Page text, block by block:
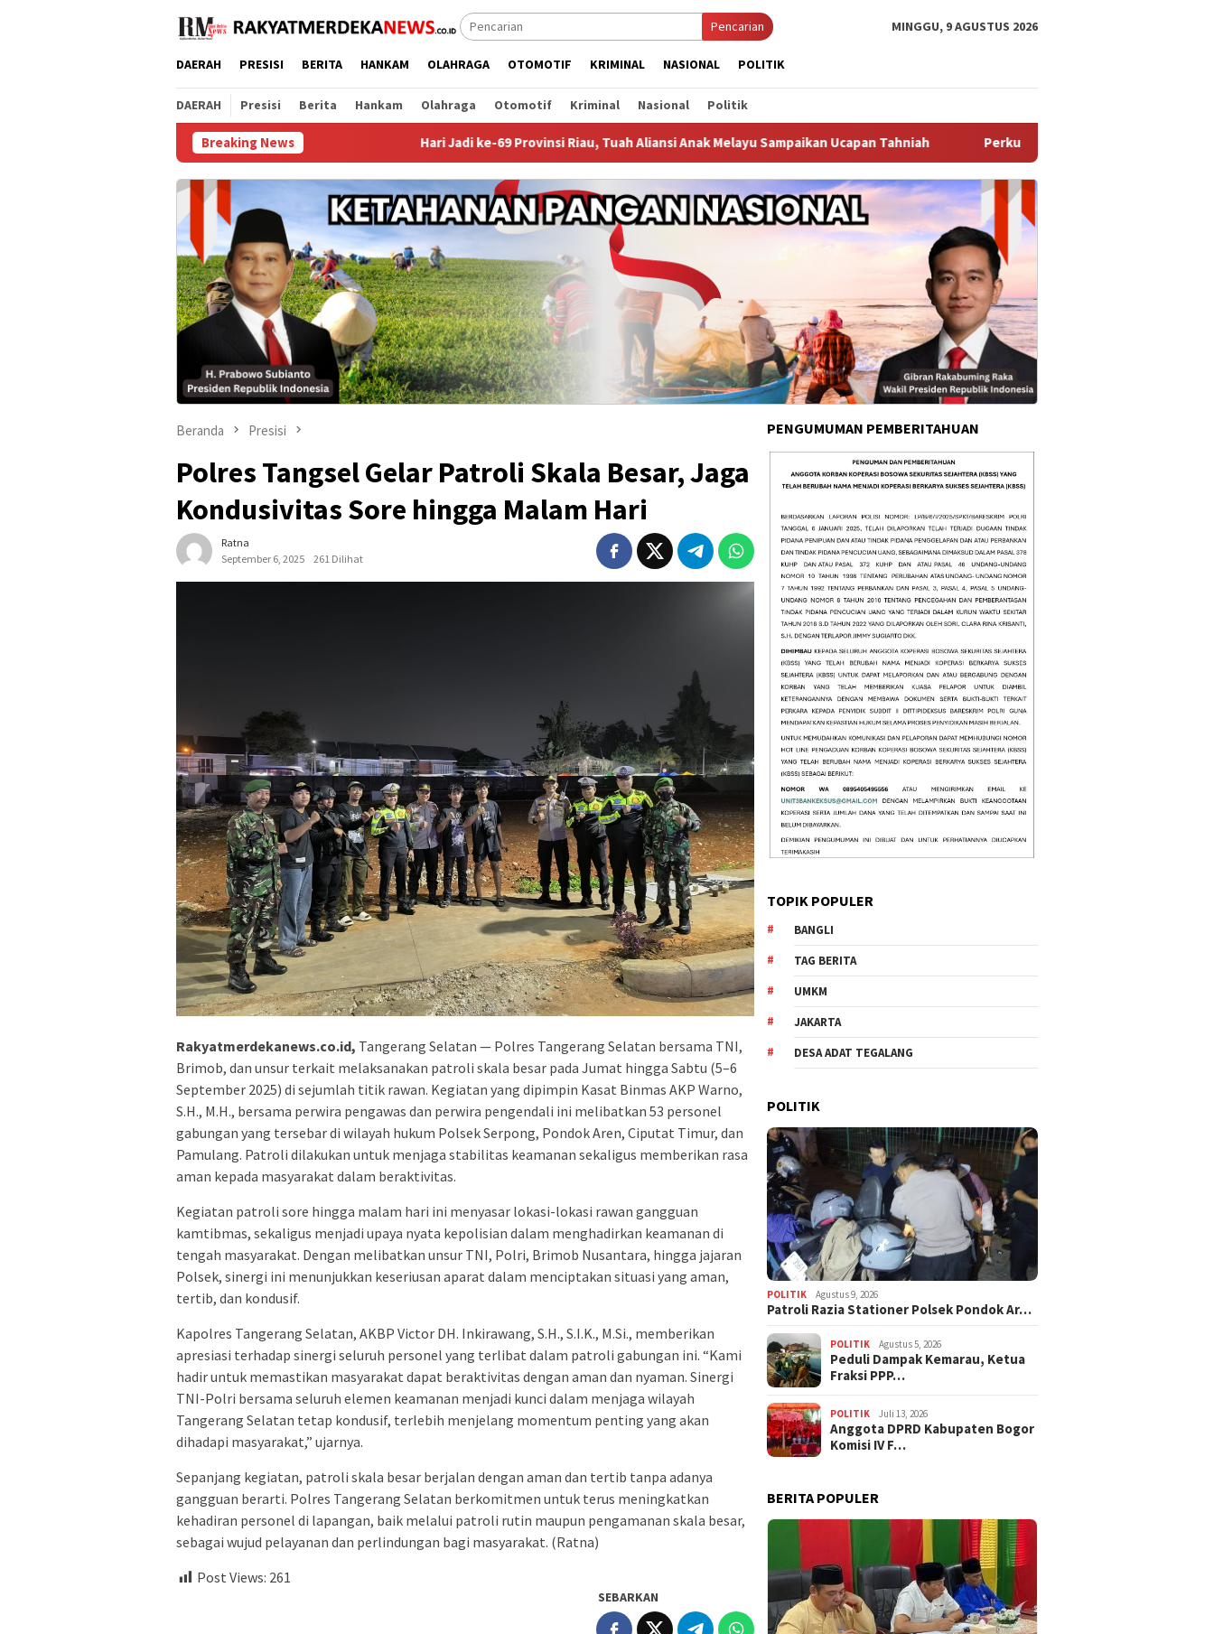
Pencarian MINGGU, 9 AGUSTUS 2026
DAERAH PRESISI BERITA HANKAM OLAHRAGA OTOMOTIF KRIMINAL NASIONAL POLITIK
DAERAH Presisi Berita Hankam Olahraga Otomotif Kriminal Nasional Politik
Breaking News Hari Jadi ke-69 Provinsi Riau, Tuah Aliansi Anak Melayu Sampaikan Ucapan Tahniah Perkuat Jaga Jakarta+ On The Spot,
Beranda Presisi
Polres Tangsel Gelar Patroli Skala Besar, Jaga
Kondusivitas Sore hingga Malam Hari
Ratna
September 6, 2025
261 Dilihat
Rakyatmerdekanews.co.id, Tangerang Selatan — Polres Tangerang Selatan bersama TNI,
Brimob, dan unsur terkait melaksanakan patroli skala besar pada Jumat hingga Sabtu (5–6
September 2025) di sejumlah titik rawan. Kegiatan yang dipimpin Kasat Binmas AKP Warno,
S.H., M.H., bersama perwira pengawas dan perwira pengendali ini melibatkan 53 personel
gabungan yang tersebar di wilayah hukum Polsek Serpong, Pondok Aren, Ciputat Timur, dan
Pamulang. Patroli dilakukan untuk menjaga stabilitas keamanan sekaligus memberikan rasa
aman kepada masyarakat dalam beraktivitas.
Kegiatan patroli sore hingga malam hari ini menyasar lokasi-lokasi rawan gangguan
kamtibmas, sekaligus menjadi upaya nyata kepolisian dalam menghadirkan keamanan di
tengah masyarakat. Dengan melibatkan unsur TNI, Polri, Brimob Nusantara, hingga jajaran
Polsek, sinergi ini menunjukkan keseriusan aparat dalam menciptakan situasi yang aman,
tertib, dan kondusif.
Kapolres Tangerang Selatan, AKBP Victor DH. Inkirawang, S.H., S.I.K., M.Si., memberikan
apresiasi terhadap sinergi seluruh personel yang terlibat dalam patroli gabungan ini. “Kami
hadir untuk memastikan masyarakat dapat beraktivitas dengan aman dan nyaman. Sinergi
TNI-Polri bersama seluruh elemen keamanan menjadi kunci dalam menjaga wilayah
Tangerang Selatan tetap kondusif, terlebih menjelang momentum penting yang akan
dihadapi masyarakat,” ujarnya.
Sepanjang kegiatan, patroli skala besar berjalan dengan aman dan tertib tanpa adanya
gangguan berarti. Polres Tangerang Selatan berkomitmen untuk terus meningkatkan
kehadiran personel di lapangan, baik melalui patroli rutin maupun pengamanan skala besar,
sebagai wujud pelayanan dan perlindungan bagi masyarakat. (Ratna)
Post Views: 261
SEBARKAN
PENGUMUMAN PEMBERITAHUAN
TOPIK POPULER
BANGLI
TAG BERITA
UMKM
JAKARTA
DESA ADAT TEGALANG
POLITIK
POLITIK Agustus 9, 2026
Patroli Razia Stationer Polsek Pondok Ar…
POLITIK Agustus 5, 2026
‎Peduli Dampak Kemarau, Ketua
Fraksi PPP…
POLITIK Juli 13, 2026
Anggota DPRD Kabupaten Bogor
Komisi IV F…
BERITA POPULER